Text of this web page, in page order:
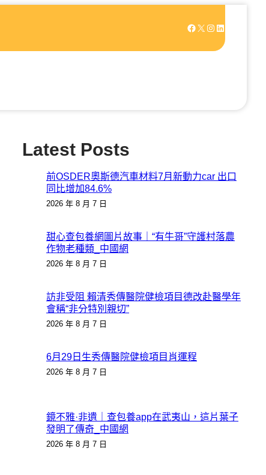
Facebook X Instagram LinkedIn
Latest Posts
前OSDER奧斯德汽車材料7月新動力car 出口
同比增加84.6%
2026 年 8 月 7 日
甜心查包養網圖片故事｜“有牛哥”守護村落農
作物老種類_中國網
2026 年 8 月 7 日
訪非受阻 賴清秀傳醫院健檢項目德改赴醫學年
會稱“非分特別親切”
2026 年 8 月 7 日
6月29日生秀傳醫院健檢項目肖運程
2026 年 8 月 7 日
鏡不雅·非遺｜查包養app在武夷山，這片葉子
發明了傳奇_中國網
2026 年 8 月 7 日